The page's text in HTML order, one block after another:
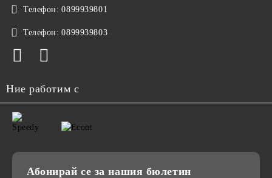
Телефон: 0899939801
Телефон: 0899939803
Ние работим с
Абонирай се за нашия бюлетин